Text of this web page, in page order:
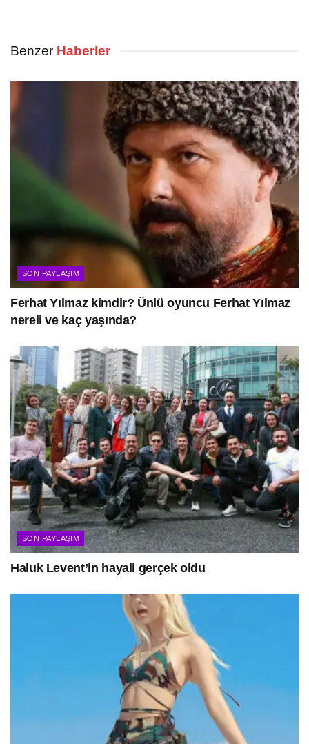
Benzer Haberler
SON PAYLAŞIM
Ferhat Yılmaz kimdir? Ünlü oyuncu Ferhat Yılmaz
nereli ve kaç yaşında?
SON PAYLAŞIM
Haluk Levent’in hayali gerçek oldu